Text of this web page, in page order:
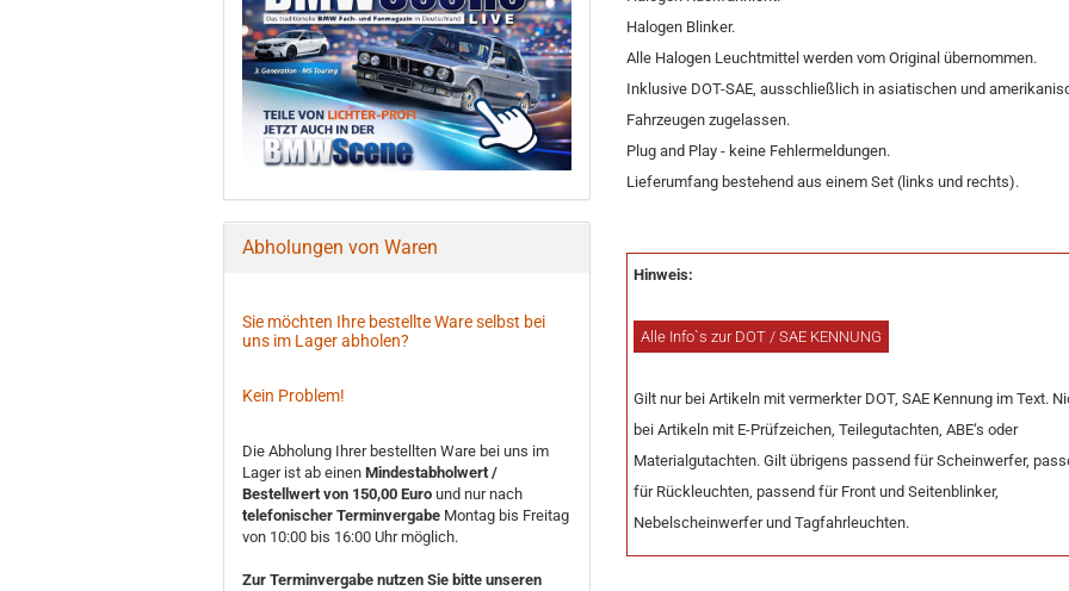
Halogen Blinker.
Alle Halogen Leuchtmittel werden vom Original übernommen.
Inklusive DOT-SAE, ausschließlich in asiatischen und
Fahrzeugen zugelassen.
Plug and Play - keine Fehlermeldungen.
Lieferumfang bestehend aus einem Set (links und rechts).
Hinweis:
Alle Info`s zur DOT / SAE KENNUNG
Gilt nur bei Artikeln mit vermerkter DOT, SAE Kennung im Text.
bei Artikeln mit E-Prüfzeichen, Teilegutachten, ABE‘s oder
Materialgutachten. Gilt übrigens passend für Scheinwerfer,
für Rückleuchten, passend für Front und Seitenblinker,
Nebelscheinwerfer und Tagfahrleuchten.
Abholungen von Waren
Sie möchten Ihre bestellte Ware selbst bei
uns im Lager abholen?
Kein Problem!
Die Abholung Ihrer bestellten Ware bei uns im
Lager ist ab einen Mindestabholwert /
Bestellwert von 150,00 Euro und nur nach
telefonischer Terminvergabe Montag bis Freitag
von 10:00 bis 16:00 Uhr möglich.
Zur Terminvergabe nutzen Sie bitte unseren